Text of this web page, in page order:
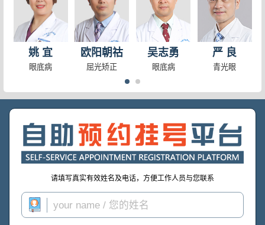
姚 宜
眼底病
欧阳朝祜
屈光矫正
吴志勇
眼底病
严 良
青光眼
请填写真实有效姓名及电话，方便工作人员与您联系